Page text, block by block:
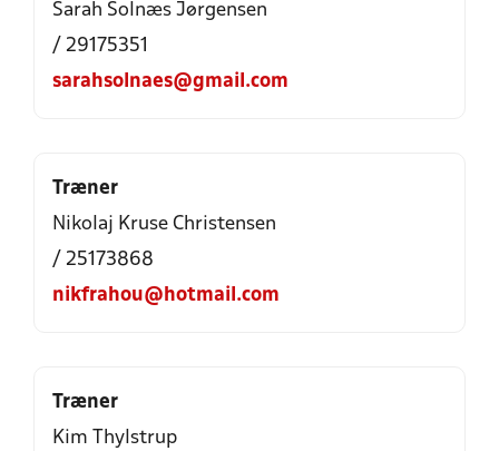
Sarah Solnæs Jørgensen
/ 29175351
sarahsolnaes@gmail.com
Træner
Nikolaj Kruse Christensen
/ 25173868
nikfrahou@hotmail.com
Træner
Kim Thylstrup